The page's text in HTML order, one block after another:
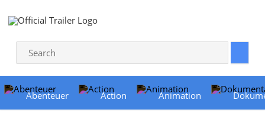
Abenteuer Action Animation